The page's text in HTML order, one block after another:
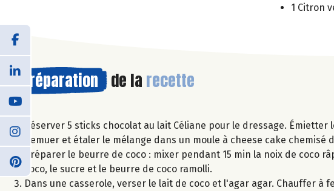
1 Citron
Préparation de la recette
Réserver 5 sticks chocolat au lait Céliane pour le dressage.
Remuer et étaler le mélange dans un moule à cheese cake chemisé
Préparer le beurre de coco : mixer pendant 15 min la noix de coco
coco, le sucre et le beurre de coco ramolli.
Dans une casserole, verser le lait de coco et l'agar agar. Chauffer